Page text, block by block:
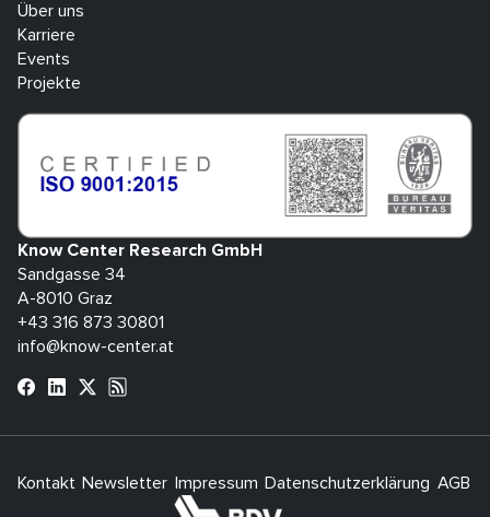
Über uns
Karriere
Events
Projekte
Know Center Research GmbH
Sandgasse 34
A-8010 Graz
+43 316 873 30801
info@know-center.at
Kontakt Newsletter Impressum Datenschutzerklärung AGB
bdva